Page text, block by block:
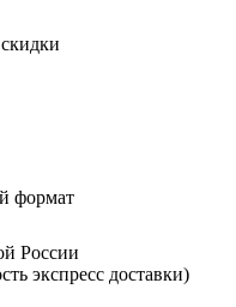
формат
России
экспресс доставки)